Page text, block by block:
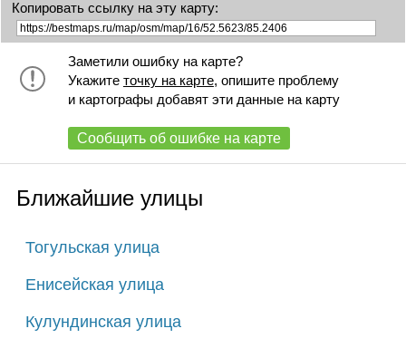
Копировать ссылку на эту карту:
Заметили ошибку на карте?
Укажите точку на карте, опишите проблему
и картографы добавят эти данные на карту
Сообщить об ошибке на карте
Ближайшие улицы
Тогульская улица
Енисейская улица
Кулундинская улица